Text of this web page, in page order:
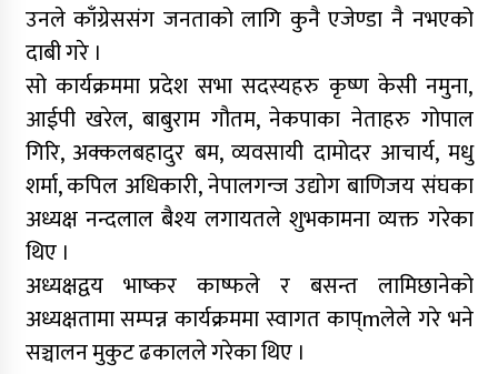
उनले काँग्रेससंग जनताको लागि कुनै एजेण्डा नै नभएको
दाबी गरे ।
सो कार्यक्रममा प्रदेश सभा सदस्यहरु कृष्ण केसी नमुना,
आईपी खरेल, बाबुराम गौतम, नेकपाका नेताहरु गोपाल
गिरि, अक्कलबहादुर बम, व्यवसायी दामोदर आचार्य, मधु
शर्मा, कपिल अधिकारी, नेपालगन्ज उद्योग बाणिजय संघका
अध्यक्ष नन्दलाल बैश्य लगायतले शुभकामना व्यक्त गरेका
थिए ।
अध्यक्षद्वय भाष्कर काष्फले र बसन्त लामिछानेको
अध्यक्षतामा सम्पन्न कार्यक्रममा स्वागत काप्mलेले गरे भने
सञ्चालन मुकुट ढकालले गरेका थिए ।